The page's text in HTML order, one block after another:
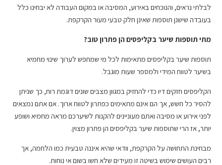
לבלתי נראים, והנוכחים באירוע, המסיבה או במקום העבודה לא יבחינו כלל
בעובדה שישנן תוספות שאינן חלק טבעי מעור הקרקפת.
מתי תוספות שיער בקליפסים הן פתרון טוב?
תוספות שיער בקליפסים מתאימות לכל מי שמחפש לערוך שינוי מחמיא
בשיער לטווח המידי ולמספר שעות מוגבל.
הקליפסים חזקים דיו כדי להחזיק במגוון מצבים שונים דוגמת רוח, כך שניתן
להסיר כל חשש, אך הם אינם מתאימים כפתרון לטווח ארוך. אם אתם נמצאים
לפני אירוע או מסיבה ואתם מעוניינים להקנות לשיערכם מראה מחמיא ושופע
יותר, אז הרי שתוספות שיער בקליפסים הן פתרון מצוין.
מבחינת התחושה על הקרקפת, וודאי שהיא איננה טבעית כמו הלחמה, אך
רבים העושים שימוש בשיטה זו מעידים שלא חשו בשום אי נוחות.